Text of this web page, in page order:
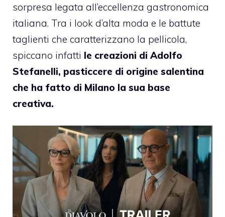
sorpresa legata all’eccellenza gastronomica
italiana. Tra i look d’alta moda e le battute
taglienti che caratterizzano la pellicola,
spiccano infatti le creazioni di Adolfo
Stefanelli, pasticcere di origine salentina
che ha fatto di Milano la sua base
creativa.